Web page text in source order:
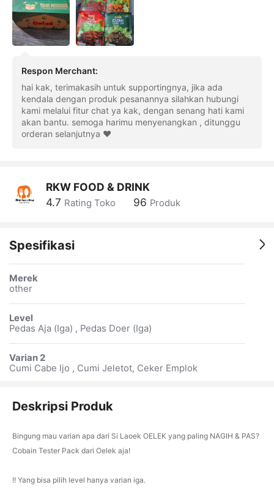
Respon Merchant:
hai kak, terimakasih untuk supportingnya, jika ada
kendala dengan produk pesanannya silahkan hubungi
kami melalui fitur chat ya kak, dengan senang hati kami
akan bantu. semoga harimu menyenangkan , ditunggu
orderan selanjutnya ❤️
RKW FOOD & DRINK
4.7 Rating Toko 96 Produk
Spesifikasi
Merek
other
Level
Pedas Aja (Iga) , Pedas Doer (Iga)
Varian 2
Cumi Cabe Ijo , Cumi Jeletot, Ceker Emplok
Deskripsi Produk
Bingung mau varian apa dari Si Laoek OELEK yang paling NAGIH & PAS?
Cobain Tester Pack dari Oelek aja!
!! Yang bisa pilih level hanya varian iga.